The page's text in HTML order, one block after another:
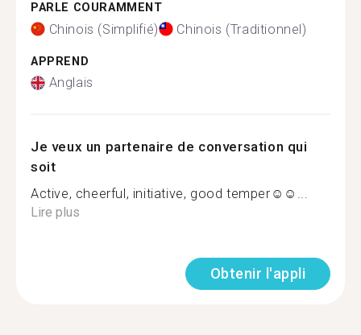
PARLE COURAMMENT
Chinois (Simplifié) Chinois (Traditionnel)
APPREND
Anglais
Je veux un partenaire de conversation qui
soit
Active, cheerful, initiative, good temper☺️☺...
Lire plus
Obtenir l'appli